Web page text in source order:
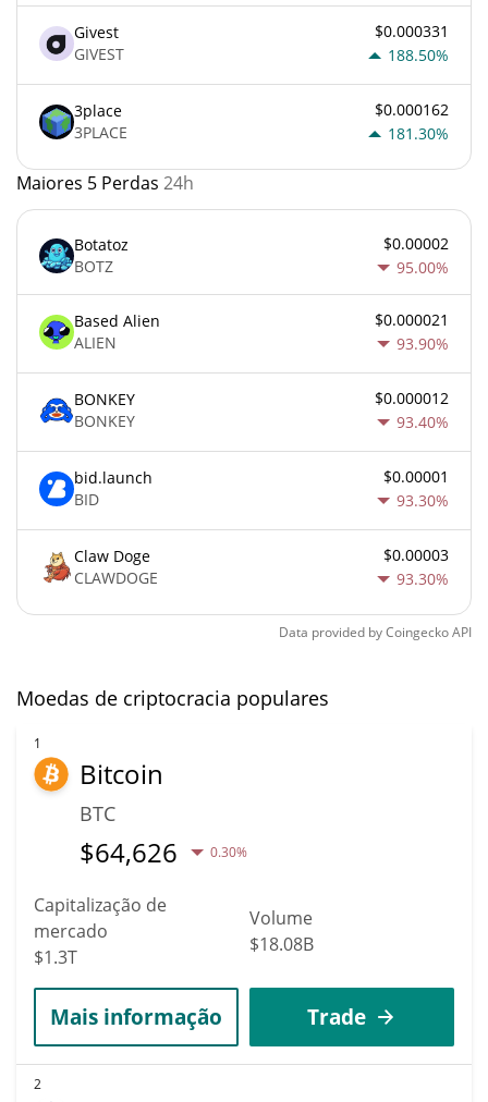
Givest
GIVEST
$0.000331
188.50%
3place
3PLACE
$0.000162
181.30%
Maiores 5 Perdas 24h
Botatoz
BOTZ
$0.00002
95.00%
Based Alien
ALIEN
$0.000021
93.90%
BONKEY
BONKEY
$0.000012
93.40%
bid.launch
BID
$0.00001
93.30%
Claw Doge
CLAWDOGE
$0.00003
93.30%
Data provided byCoingeckoAPI
Moedas de criptocracia populares
1
Bitcoin
BTC
$64,626 0.30%
Capitalização de
mercado
$1.3T
Volume
$18.08B
Mais informação Trade
2